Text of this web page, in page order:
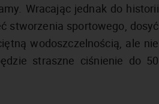
Wracając jednak do historii
stworzenia sportowego, dosyć
wodoszczelnością, ale nie
straszne ciśnienie do 50